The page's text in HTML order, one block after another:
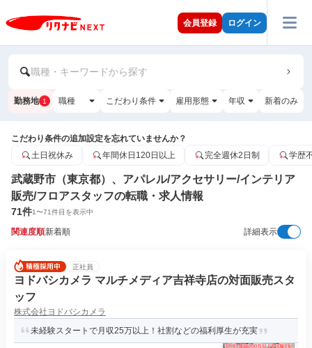
会員登録 ログイン
職種・キーワードから探す
勤務地 1 職種 こだわり条件 雇用形態 年収 新着のみ
こだわり条件の追加設定を忘れていませんか？
土日祝休み
年間休日120日以上 完全週休2日制 学歴
武蔵野市（東京都）、アパレル/アクセサリー/インテリア
販売/フロアスタッフの転職・求人情報
71件1〜71件目を表示中
関連度順新着順 詳細表示
正社員
ヨドバシカメラ マルチメディア吉祥寺店の対面販売スタ
ッフ
株式会社ヨドバシカメラ
未経験スタートで月収25万以上！社割などの福利厚生が充実